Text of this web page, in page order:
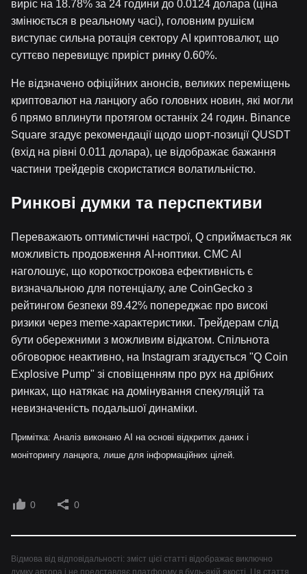
виріс на 18.78% за 24 години до 0.0124 долара (ціна
змінюється в реальному часі), головним рушієм
виступає сильна ротація сектору AI криптовалют, що
суттєво перевищує приріст ринку 0.60%.
Не відзначено офіційних анонсів, великих переміщень
криптовалют на ланцюгу або головних новин, які могли
б прямо вплинути протягом останніх 24 годин. Binance
Square згадує рекомендації щодо шорт-позиції QUSDT
(вхід на рівні 0.011 долара), це відображає бажання
частини трейдерів скористатися волатильністю.
Ринкові думки та перспективи
Переважають оптимістичні настрої, Q сприймається як
можливість продовження AI-ноптики. CMC AI
наголошує, що короткострокова ефективність є
визначальною для потенціалу, але CoinGecko з
рейтингом безпеки 89.42% попереджає про високі
ризики через meme-характеристики. Трейдерам слід
бути обережними з можливим відкатом. Спільнота
обговорює неактивно, на Instagram згадується "Q Coin
Explosive Pump" зі сповіщенням про рух на дрібних
ринках, що натякає на домінування спекуляцій та
невизначеність подальшої динаміки.
Примітка: Аналіз виконано AI на основі відкритих даних і
моніторингу ланцюга, лише для інформаційних цілей.
0 0
Відмова від відповідальності: зміст цієї статті відображає виключно
думку автора і не представляє платформу в будь-якій якості. Ця стаття